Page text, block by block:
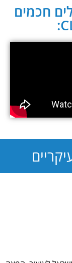
חכמים